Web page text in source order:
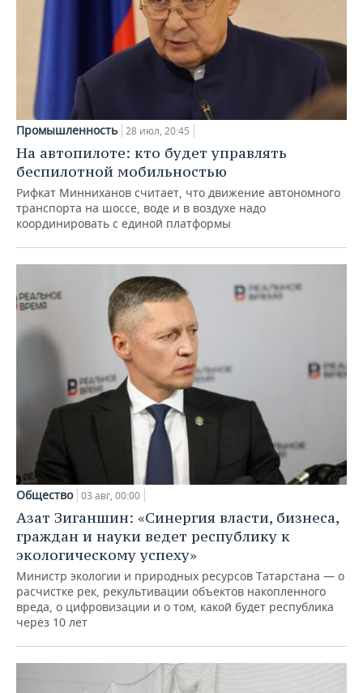
Промышленность 28 июл, 20:45
На автопилоте: кто будет управлять
беспилотной мобильностью
Рифкат Минниханов считает, что движение автономного
транспорта на шоссе, воде и в воздухе надо
координировать с единой платформы
Общество 03 авг, 00:00
Азат Зиганшин: «Синергия власти, бизнеса,
граждан и науки ведет республику к
экологическому успеху»
Министр экологии и природных ресурсов Татарстана — о
расчистке рек, рекультивации объектов накопленного
вреда, о цифровизации и о том, какой будет республика
через 10 лет